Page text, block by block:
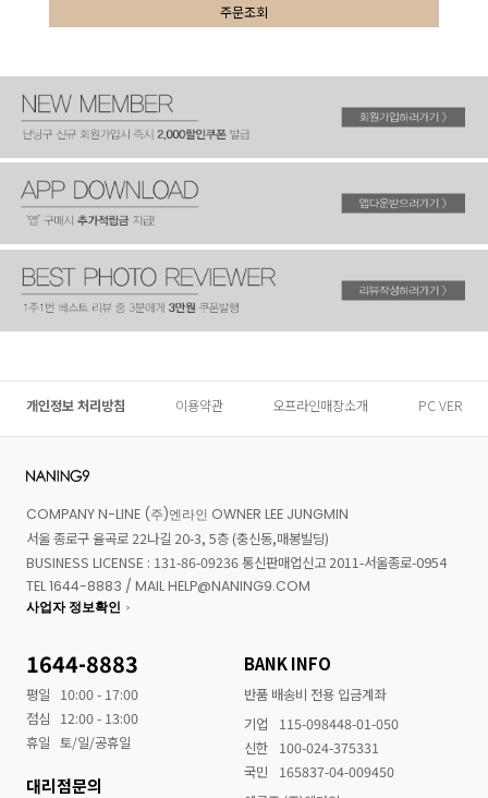
주문조회
개인정보 처리방침 이용약관 오프라인매장소개 PC VER
COMPANY N-LINE (주)엔라인 OWNER LEE JUNGMIN
서울 종로구 율곡로 22나길 20-3, 5층 (충신동,매봉빌딩)
BUSINESS LICENSE : 131-86-09236 통신판매업신고 2011-서울종로-0954
TEL 1644-8883 / MAIL HELP@NANING9.COM
사업자 정보확인
1644-8883
평일
10:00 - 17:00
점심
12:00 - 13:00
휴일 토/일/공휴일
대리점문의
BANK INFO
반품 배송비 전용 입금계좌
기업
115-098448-01-050
신한
100-024-375331
국민
165837-04-009450